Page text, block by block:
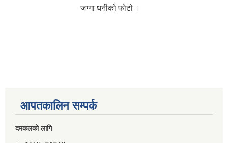
जग्गा धनीको फोटो ।
आपतकालिन सम्पर्क
दमकलकाे लागि